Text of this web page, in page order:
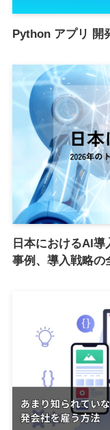
Python アプリ 開
日本におけるAI導
事例、導入戦略の